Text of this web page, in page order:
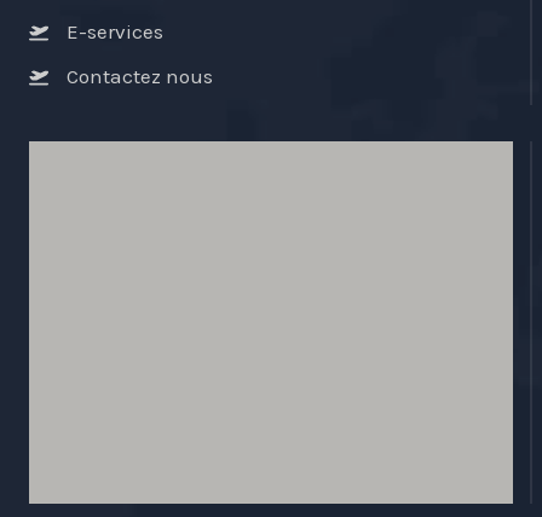
E-services
Contactez nous